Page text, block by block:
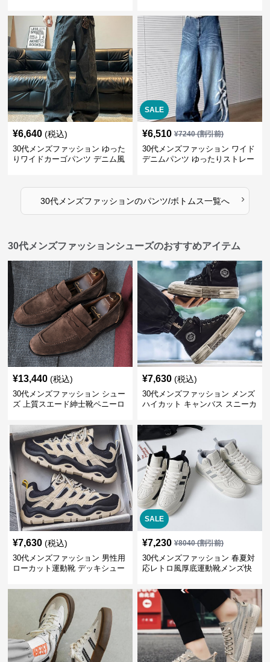
¥6,640 (税込)
30代メンズファッション ゆった
りワイドカーゴパンツ デニム風
SALE
¥6,510 ¥7240(割引前)
30代メンズファッション ワイド
デニムパンツ ゆったりストレー
30代メンズファッションのパンツ/ボトムス一覧へ ›
30代メンズファッションシューズのおすすめアイテム
¥13,440 (税込)
30代メンズファッション シュー
ズ 上質スエード紳士靴ペニーロ
¥7,630 (税込)
30代メンズファッション メンズ
ハイカット キャンバス スニーカ
¥7,630 (税込)
30代メンズファッション 男性用
ローカット運動靴 デッキシュー
SALE
¥7,230 ¥8040(割引前)
30代メンズファッション 春夏対
応レトロ風厚底運動靴メンズ快